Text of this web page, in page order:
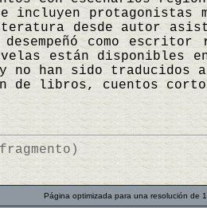
e incluyen
desde autor
como
están
no han sido traducidos
de libros, cuentos
Página optimizada para una resolución de